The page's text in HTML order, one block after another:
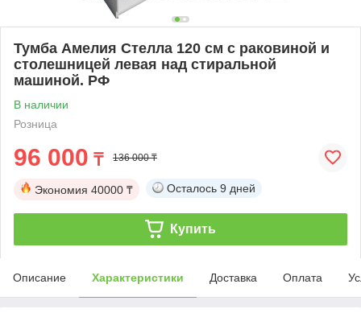
Тумба Амелия Стелла 120 см с раковиной и
столешницей левая над стиральной
машиной. РФ
В наличии
Розница
96 000 ₸ 136 000 ₸
Экономия 40000 ₸ Осталось 9 дней
Купить
Описание Характеристики Доставка Оплата